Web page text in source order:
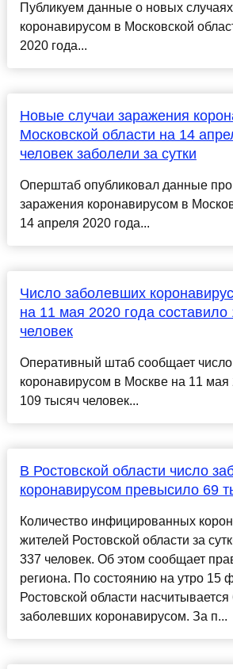
Публикуем данные о новых
коронавирусом в Московской
2020 года...
Новые случаи заражения
Московской области на 14
человек заболели за сутки
Оперштаб опубликовал данные
заражения коронавирусом в
14 апреля 2020 года...
Число заболевших
на 11 мая 2020 года составило
человек
Оперативный штаб сообщает
коронавирусом в Москве на 11
109 тысяч человек...
В Ростовской области число
коронавирусом превысило 69
Количество инфицированных
жителей Ростовской области за
337 человек. Об этом сообщает
региона. По состоянию на утро 15
Ростовской области
заболевших коронавирусом. За п...